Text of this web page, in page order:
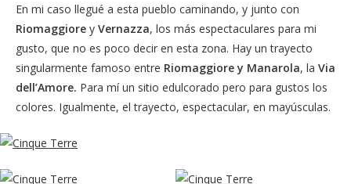
En mi caso llegué a esta pueblo caminando, y junto con
Riomaggiore y Vernazza, los más espectaculares para mi
gusto, que no es poco decir en esta zona. Hay un trayecto
singularmente famoso entre Riomaggiore y Manarola, la Via
dell’Amore. Para mí un sitio edulcorado pero para gustos los
colores. Igualmente, el trayecto, espectacular, en mayúsculas.